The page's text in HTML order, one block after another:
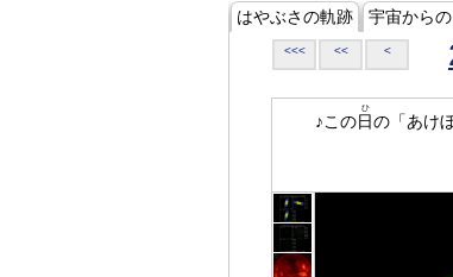
はやぶさの軌跡 宇宙から
<<< << <
♪この日
ひ
の「あけ